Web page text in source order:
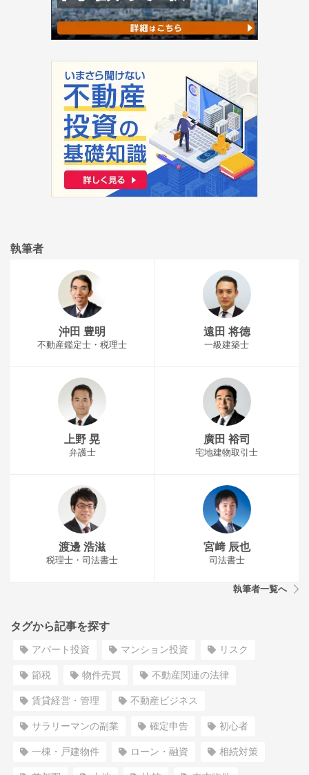
執筆者
沖田 豊明
不動産鑑定士・税理士
遠田 将徳
一級建築士
上野 晃
弁護士
廣田 裕司
宅地建物取引士
渡邊 浩滋
税理士・司法書士
宮﨑 辰也
司法書士
執筆者一覧へ
タグから記事を探す
アパート投資 マンション投資 リスク
節税 物件売買 不動産関連の法律
賃貸経営・管理 不動産ビジネス
サラリーマンの副業 確定申告 初心者
一棟・戸建物件 ローン・融資 相続対策